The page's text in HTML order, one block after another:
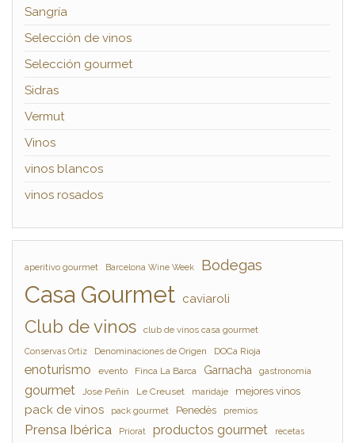
Sangría
Selección de vinos
Selección gourmet
Sidras
Vermut
Vinos
vinos blancos
vinos rosados
aperitivo gourmet Barcelona Wine Week Bodegas
Casa Gourmet caviaroli
Club de vinos club de vinos casa gourmet
Conservas Ortiz Denominaciones de Origen DOCa Rioja
enoturismo evento Finca La Barca Garnacha gastronomía
gourmet Jose Peñín Le Creuset maridaje mejores vinos
pack de vinos pack gourmet Penedès premios
Prensa Ibérica Priorat productos gourmet recetas